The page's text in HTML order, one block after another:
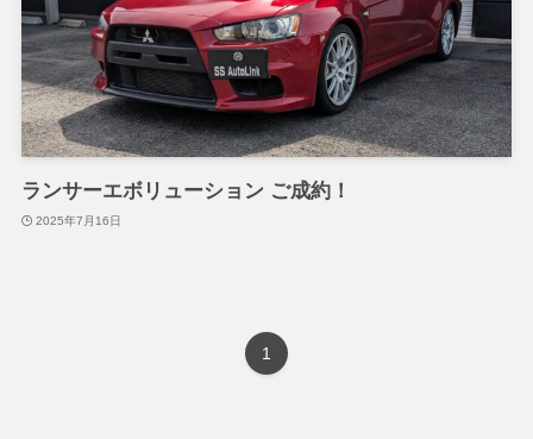
ランサーエボリューション ご成約！
2025年7月16日
1